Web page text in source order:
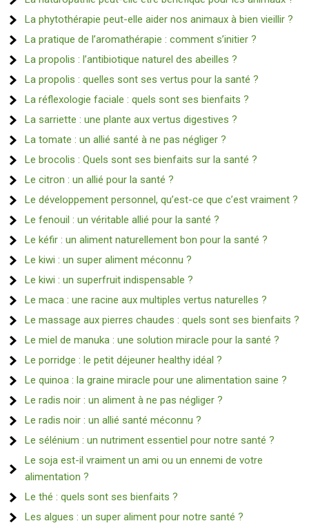
La phytothérapie peut-elle aider nos animaux à bien vieillir ?
La pratique de l’aromathérapie : comment s’initier ?
La propolis : l’antibiotique naturel des abeilles ?
La propolis : quelles sont ses vertus pour la santé ?
La réflexologie faciale : quels sont ses bienfaits ?
La sarriette : une plante aux vertus digestives ?
La tomate : un allié santé à ne pas négliger ?
Le brocolis : Quels sont ses bienfaits sur la santé ?
Le citron : un allié pour la santé ?
Le développement personnel, qu’est-ce que c’est vraiment ?
Le fenouil : un véritable allié pour la santé ?
Le kéfir : un aliment naturellement bon pour la santé ?
Le kiwi : un super aliment méconnu ?
Le kiwi : un superfruit indispensable ?
Le maca : une racine aux multiples vertus naturelles ?
Le massage aux pierres chaudes : quels sont ses bienfaits ?
Le miel de manuka : une solution miracle pour la santé ?
Le porridge : le petit déjeuner healthy idéal ?
Le quinoa : la graine miracle pour une alimentation saine ?
Le radis noir : un aliment à ne pas négliger ?
Le radis noir : un allié santé méconnu ?
Le sélénium : un nutriment essentiel pour notre santé ?
Le soja est-il vraiment un ami ou un ennemi de votre
alimentation ?
Le thé : quels sont ses bienfaits ?
Les algues : un super aliment pour notre santé ?